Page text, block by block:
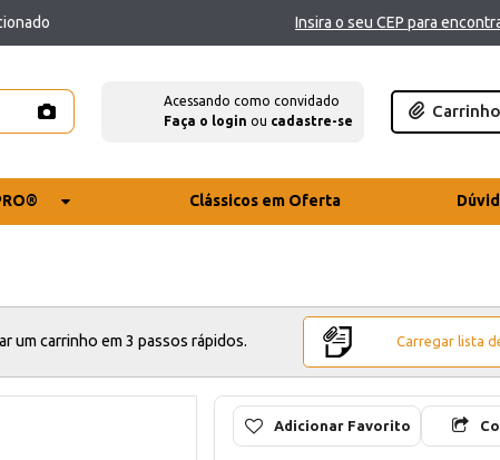
Insira o seu CEP para
Acessando como convidado
Faça o login ou cadastre-se
Clássicos em Oferta
um carrinho em 3 passos rápidos. Carregar lista
Adicionar Favorito